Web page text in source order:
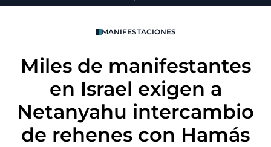
MANIFESTACIONES
Miles de manifestantes
en Israel exigen a
Netanyahu intercambio
de rehenes con Hamás